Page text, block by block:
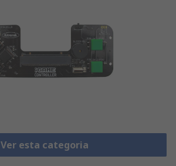
Ver esta categoria